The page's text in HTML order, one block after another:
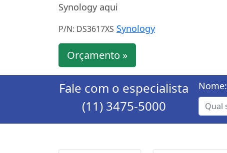
Synology aqui
P/N: DS3617XS Synology
Orçamento »
Fale com o especialista
(11) 3475-5000
Nome: